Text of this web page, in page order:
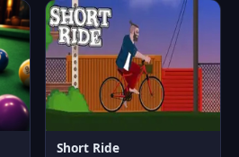
Short Ride